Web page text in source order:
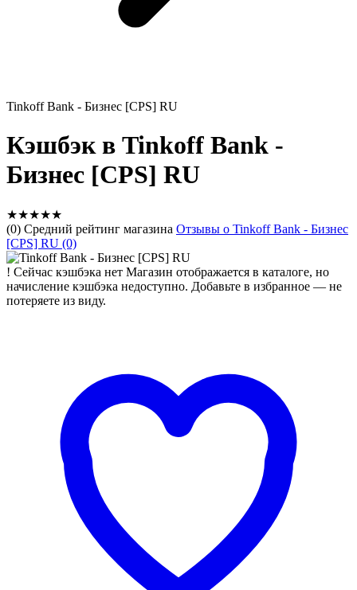
Tinkoff Bank - Бизнес [CPS] RU
Кэшбэк в Tinkoff Bank -
Бизнес [CPS] RU
★★★★★
(0) Средний рейтинг магазина Отзывы о Tinkoff Bank - Бизнес
[CPS] RU (0)
! Сейчас кэшбэка нет Магазин отображается в каталоге, но
начисление кэшбэка недоступно. Добавьте в избранное — не
потеряете из виду.